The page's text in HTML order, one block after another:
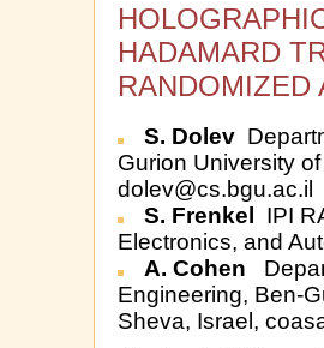
HADAMARD
RANDOMIZED
S. Dolev
Gurion University
dolev@cs.bgu.ac.il
S. Frenkel IPI
Electronics, and
A. Cohen
Engineering, Ben-
Sheva, Israel,